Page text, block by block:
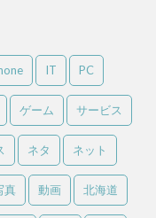
IT PC
ゲーム サービス
ネタ ネット
真 動画 北海道